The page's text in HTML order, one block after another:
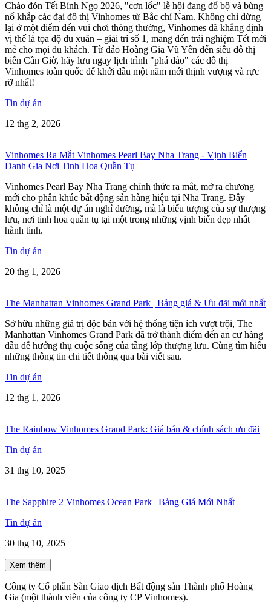
Chào đón Tết Bính Ngọ 2026, "cơn lốc" lễ hội đang đổ bộ và bùng
nổ khắp các đại đô thị Vinhomes từ Bắc chí Nam. Không chỉ dừng
lại ở một điểm đến vui chơi thông thường, Vinhomes đã khẳng định
vị thế là tọa độ du xuân – giải trí số 1, mang đến trải nghiệm Tết mới
mẻ cho mọi du khách. Từ đảo Hoàng Gia Vũ Yên đến siêu đô thị
biển Cần Giờ, hãy lưu ngay lịch trình "phá đảo" các đô thị
Vinhomes toàn quốc để khởi đầu một năm mới thịnh vượng và rực
rỡ nhất!
Tin dự án
12 thg 2, 2026
Vinhomes Ra Mắt Vinhomes Pearl Bay Nha Trang - Vịnh Biển
Danh Gia Nơi Tinh Hoa Quần Tụ
Vinhomes Pearl Bay Nha Trang chính thức ra mắt, mở ra chương
mới cho phân khúc bất động sản hàng hiệu tại Nha Trang. Đây
không chỉ là một dự án nghỉ dưỡng, mà là biểu tượng của sự thượng
lưu, nơi tinh hoa quần tụ tại một trong những vịnh biển đẹp nhất
hành tinh.
Tin dự án
20 thg 1, 2026
The Manhattan Vinhomes Grand Park | Bảng giá & Ưu đãi mới nhất
Sở hữu những giá trị độc bản với hệ thống tiện ích vượt trội, The
Manhattan Vinhomes Grand Park đã trở thành điểm đến an cư hàng
đầu để hưởng thụ cuộc sống của tầng lớp thượng lưu. Cùng tìm hiểu
những thông tin chi tiết thông qua bài viết sau.
Tin dự án
12 thg 1, 2026
The Rainbow Vinhomes Grand Park: Giá bán & chính sách ưu đãi
Tin dự án
31 thg 10, 2025
The Sapphire 2 Vinhomes Ocean Park | Bảng Giá Mới Nhất
Tin dự án
30 thg 10, 2025
Xem thêm
Công ty Cổ phần Sàn Giao dịch Bất động sản Thành phố Hoàng
Gia (một thành viên của công ty CP Vinhomes).